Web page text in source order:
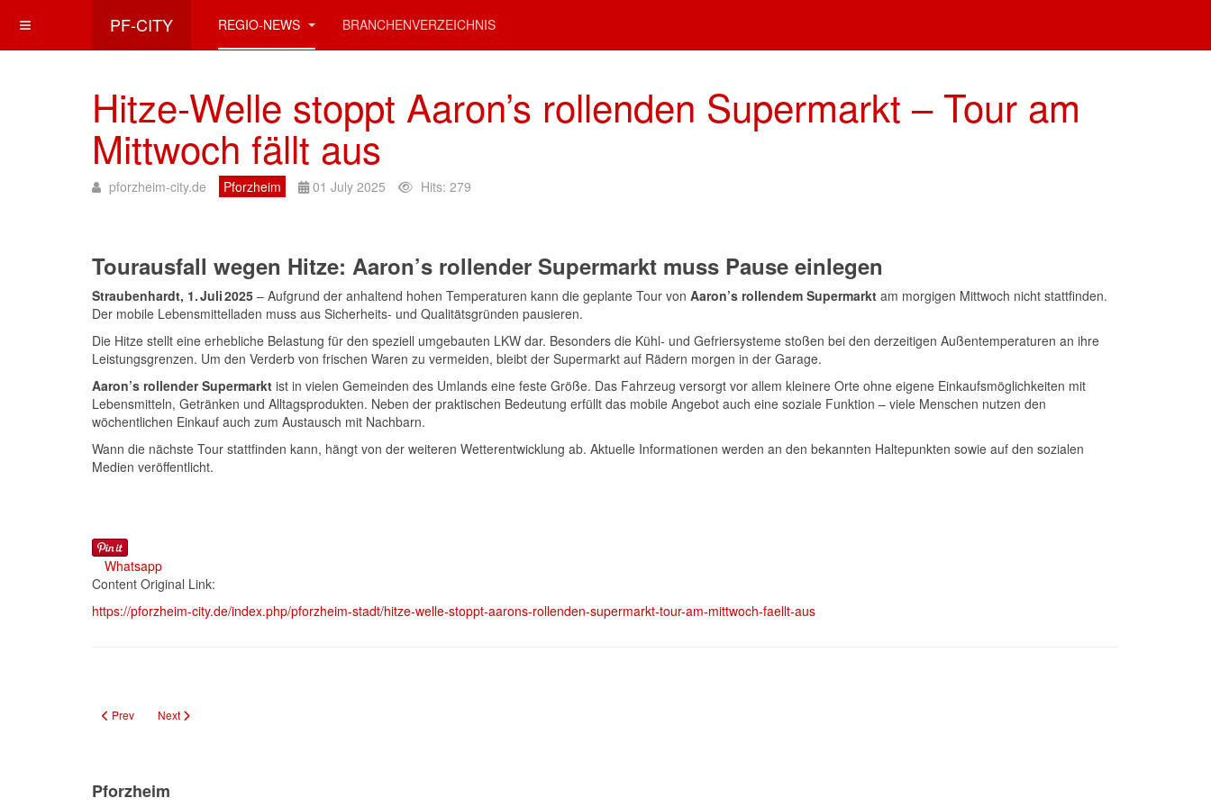
PF-CITY REGIO-NEWS BRANCHENVERZEICHNIS
Hitze-Welle stoppt Aaron’s rollenden Supermarkt – Tour am
Mittwoch fällt aus
pforzheim-city.de Pforzheim 01 July 2025 Hits: 279
Tourausfall wegen Hitze: Aaron’s rollender Supermarkt muss Pause einlegen
Straubenhardt, 1. Juli 2025 – Aufgrund der anhaltend hohen Temperaturen kann die geplante Tour von Aaron’s rollendem Supermarkt am morgigen Mittwoch nicht stattfinden.
Der mobile Lebensmittelladen muss aus Sicherheits- und Qualitätsgründen pausieren.
Die Hitze stellt eine erhebliche Belastung für den speziell umgebauten LKW dar. Besonders die Kühl- und Gefriersysteme stoßen bei den derzeitigen Außentemperaturen an ihre
Leistungsgrenzen. Um den Verderb von frischen Waren zu vermeiden, bleibt der Supermarkt auf Rädern morgen in der Garage.
Aaron’s rollender Supermarkt ist in vielen Gemeinden des Umlands eine feste Größe. Das Fahrzeug versorgt vor allem kleinere Orte ohne eigene Einkaufsmöglichkeiten mit
Lebensmitteln, Getränken und Alltagsprodukten. Neben der praktischen Bedeutung erfüllt das mobile Angebot auch eine soziale Funktion – viele Menschen nutzen den
wöchentlichen Einkauf auch zum Austausch mit Nachbarn.
Wann die nächste Tour stattfinden kann, hängt von der weiteren Wetterentwicklung ab. Aktuelle Informationen werden an den bekannten Haltepunkten sowie auf den sozialen
Medien veröffentlicht.
Whatsapp
Content Original Link:
https://pforzheim-city.de/index.php/pforzheim-stadt/hitze-welle-stoppt-aarons-rollenden-supermarkt-tour-am-mittwoch-faellt-aus
Previous article: Künstlerin Jeain Pyo eröffnet „Szenenwechsel“ in der Pforzheim Galerie – Licht, Klang und Identität im Fokus
Prev Next article: Hitze bedingt Ausfall der MediaShuttle-Haltestellen in Pforzheim am 1. und 2. Juli – Medienrückgabe wird automatisch verlängert
Next
Pforzheim